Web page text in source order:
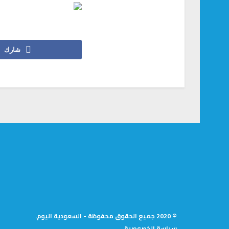
شارك
© 2020 جميع الحقوق محفوظة - السعودية اليوم.